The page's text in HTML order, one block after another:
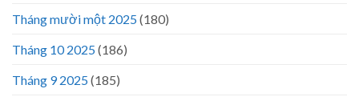
Tháng mười một 2025(180)
Tháng 10 2025(186)
Tháng 9 2025(185)